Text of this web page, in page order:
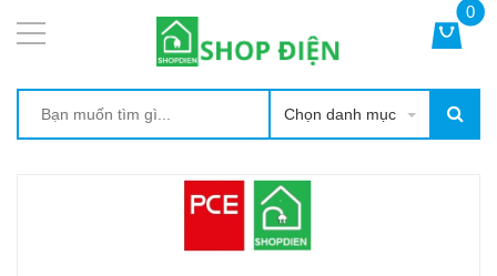
Chọn danh mục
0